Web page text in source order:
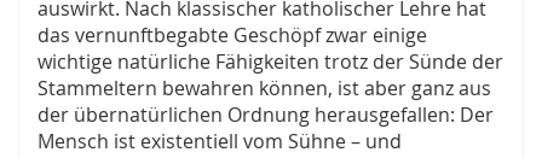
auswirkt. Nach klassischer katholischer Lehre hat
das vernunftbegabte Geschöpf zwar einige
wichtige natürliche Fähigkeiten trotz der Sünde der
Stammeltern bewahren können, ist aber ganz aus
der übernatürlichen Ordnung herausgefallen: Der
Mensch ist existentiell vom Sühne – und